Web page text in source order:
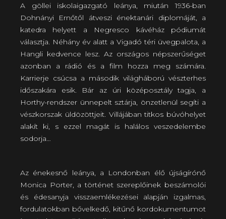
A göllei iskolaigazgató leánya, miután 1936-ban
Dohnányi Ernőtől átveszi énektanári diplomáját, a
katedra helyett a Negresco kávéház pódiumát
választja. Néhány év alatt a Vigadó téri üvegpalota, a
Hangli kedvence lesz. Az országos népszerűséget
azonban a rádió és a film hozza meg számára.
Karrierje csúcsa a második világháború vészterhes
időszakára esik. Bár az úri középosztály tagja, a
Horthy-rendszer ünnepelt sztárja, önzetlenül segíti a
vészkorszak üldözöttjeit. Villájában titkos búvóhelyet
alakít ki, s ezzel magát is halálos veszedelembe
sodorja…
Az énekesnő leánya, a Londonban élő újságírónő
Monica Porter, a történet szereplőinek beszámolói
és édesanyja visszaemlékezései alapján izgalmas,
fordulatokban bővelkedő, kitűnő kordokumentumot